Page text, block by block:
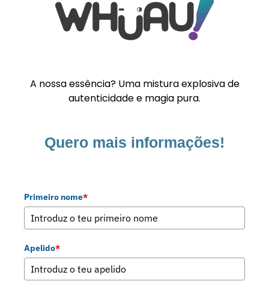
A nossa essência? Uma mistura explosiva de
autenticidade e magia pura.
Quero mais informações!
Primeiro nome*
Apelido*